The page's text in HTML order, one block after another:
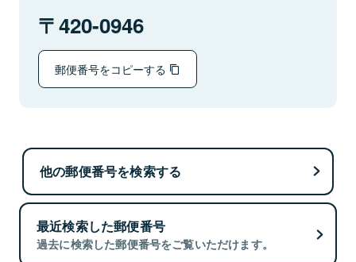
420-0946
郵便番号をコピーする
他の郵便番号を検索する
最近検索した郵便番号
過去に検索した郵便番号をご覧いただけます。